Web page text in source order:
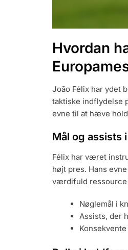
Hvordan
João Félix har ydet
taktiske indflydelse
evne til at hæve
Mål og assists
Félix har været
højt pres. Hans
værdifuld ressource
Nøglemål i
Assists, der